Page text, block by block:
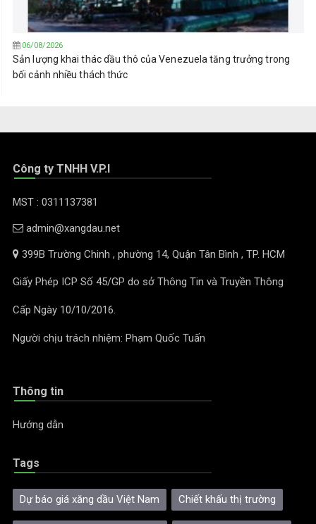
06/08/2026
Sản lượng khai thác dầu thô của Venezuela tăng trưởng trong
bối cảnh nhiều thách thức
Công ty TNHH V.P.I
MST : 0311137381
admin@xangdau.net
399B Trường Chinh , phường 14, Quận Tân Bình , TP. HCM
Giấy Phép ICP Số 45/GP do sở Thông Tin và Truyền Thông
Cấp Ngày 10/10/2016.
Người chịu trách nhiệm: Phạm Quốc Tuấn
Thông tin
Hướng dẫn
Tags
Dự báo giá xăng dầu Việt Nam Chiết khấu thị trường